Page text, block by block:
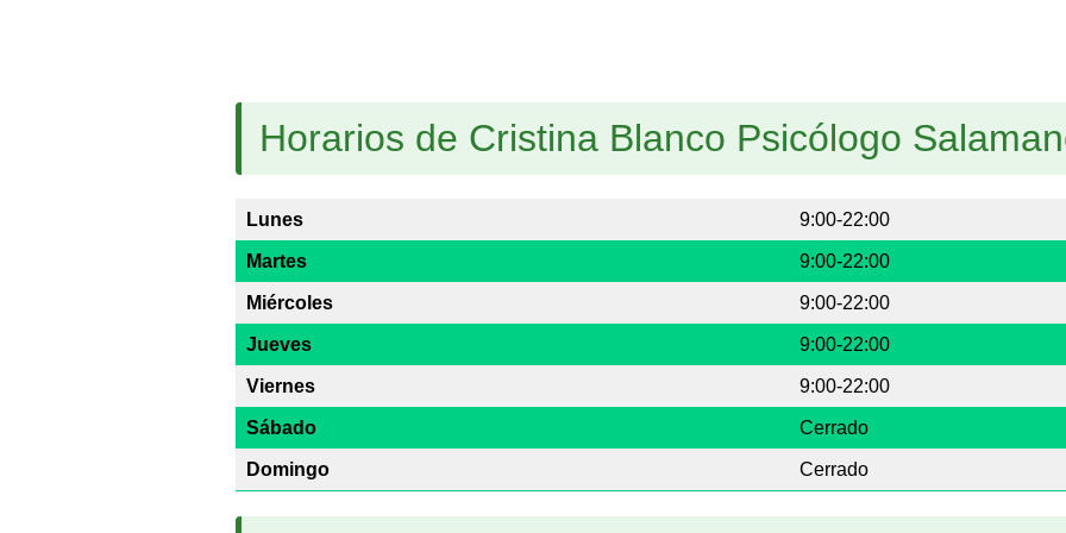
Horarios de Cristina Blanco Psicólogo
Lunes 9:00-22:00
Martes 9:00-22:00
Miércoles 9:00-22:00
Jueves 9:00-22:00
Viernes 9:00-22:00
Sábado Cerrado
Domingo Cerrado